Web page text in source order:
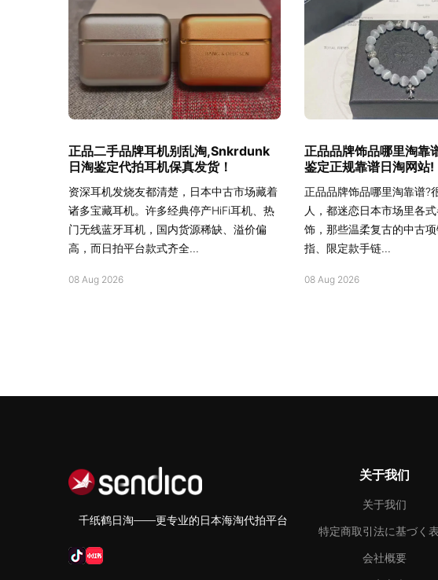
正品二手品牌耳机别乱淘,Snkrdunk
日淘鉴定代拍耳机保真发货！
资深耳机发烧友都清楚，日本中古市场藏着
诸多宝藏耳机。许多经典停产HiFi耳机、热
门无线蓝牙耳机，国内货源稀缺、溢价偏
高，而日拍平台款式齐全...
08 Aug 2026
正品品牌饰品哪里淘
鉴定正规靠谱日淘网站!
正品品牌饰品哪里淘靠谱?
人，都迷恋日本市场里各
饰，那些温柔复古的中古
指、限定款手链...
08 Aug 2026
千纸鹤日淘——更专业的日本海淘代拍平台
关于我们
关于我们
特定商取引法に基づく
会社概要